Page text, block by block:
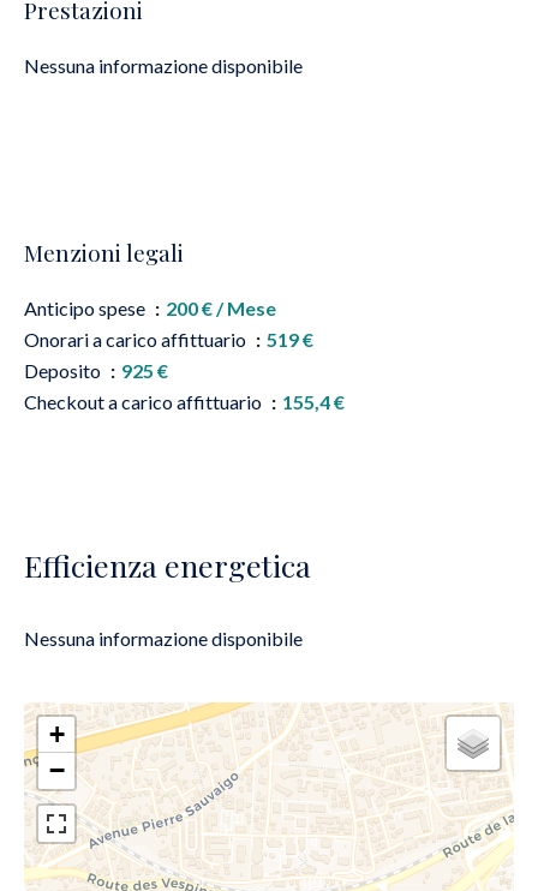
Prestazioni
Nessuna informazione disponibile
Menzioni legali
Anticipo spese
200 € / Mese
Onorari a carico affittuario
519 €
Deposito
925 €
Checkout a carico affittuario
155,4 €
Efficienza energetica
Nessuna informazione disponibile
+
−